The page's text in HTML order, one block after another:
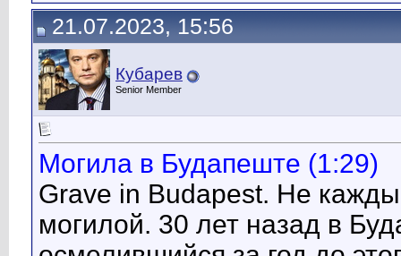
21.07.2023, 15:56
Кубарев
Senior Member
Могила в Будапеште (1:29)
Grave in Budapest. Не
могилой. 30 лет назад в